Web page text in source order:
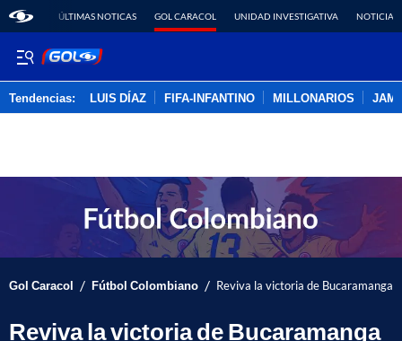
ÚLTIMAS NOTICAS GOL CARACOL UNIDAD INVESTIGATIVA NOTICIAS
Tendencias: LUIS DÍAZ FIFA-INFANTINO MILLONARIOS
Gol Caracol / Fútbol Colombiano / Reviva la victoria de Bucaramanga
Reviva la victoria de Bucaramanga